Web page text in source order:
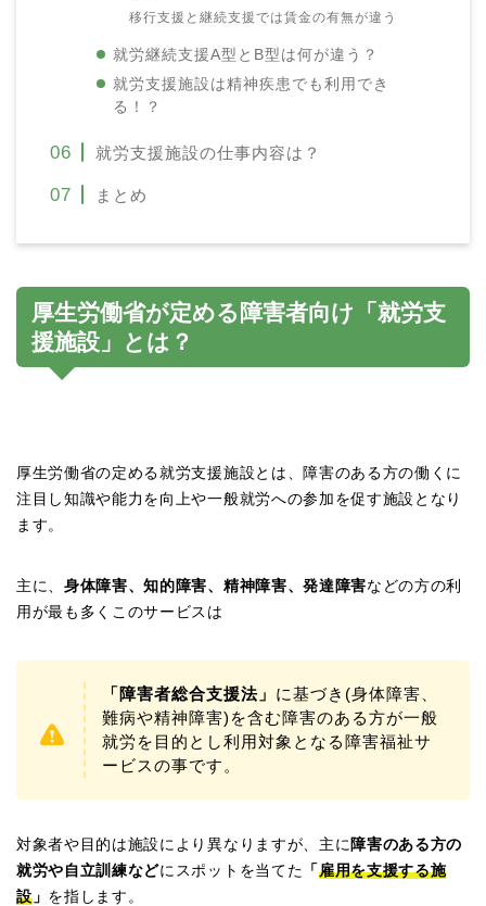
移行支援と継続支援では賃金の有無が違う
就労継続支援A型とB型は何が違う？
就労支援施設は精神疾患でも利用でき
る！？
就労支援施設の仕事内容は？
まとめ
厚生労働省が定める障害者向け「就労支
援施設」とは？
厚生労働省の定める就労支援施設とは、障害のある方の働くに
注目し知識や能力を向上や一般就労への参加を促す施設となり
ます。
主に、身体障害、知的障害、精神障害、発達障害などの方の利
用が最も多くこのサービスは
「障害者総合支援法」 に基づき(身体障害、
難病や精神障害)を含む障害のある方が一般
就労を目的とし利用対象となる障害福祉サ
ービスの事です。
対象者や目的は施設により異なりますが、主に 障害のある方の
就労や自立訓練などにスポットを当てた 「雇用を支援する施
設」 を指します。